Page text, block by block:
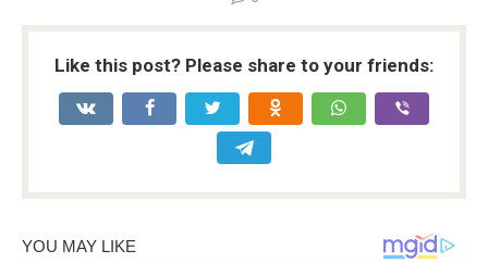
Like this post? Please share to your friends: